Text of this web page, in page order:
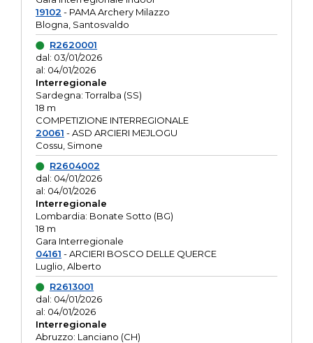
19102 - PAMA Archery Milazzo
Blogna, Santosvaldo
R2620001
dal: 03/01/2026
al: 04/01/2026
Interregionale
Sardegna: Torralba (SS)
18 m
COMPETIZIONE INTERREGIONALE
20061 - ASD ARCIERI MEJLOGU
Cossu, Simone
R2604002
dal: 04/01/2026
al: 04/01/2026
Interregionale
Lombardia: Bonate Sotto (BG)
18 m
Gara Interregionale
04161 - ARCIERI BOSCO DELLE QUERCE
Luglio, Alberto
R2613001
dal: 04/01/2026
al: 04/01/2026
Interregionale
Abruzzo: Lanciano (CH)